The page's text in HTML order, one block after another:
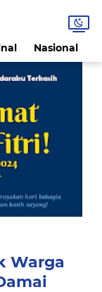
Nasional
Warga